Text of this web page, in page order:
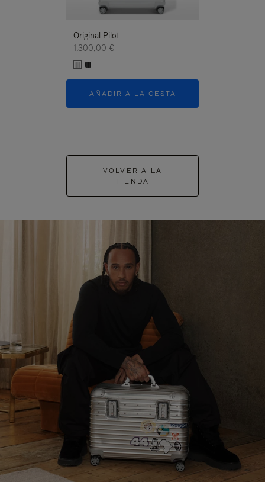
Original Pilot
1.300,00 €
AÑADIR A LA CESTA
VOLVER A LA
TIENDA